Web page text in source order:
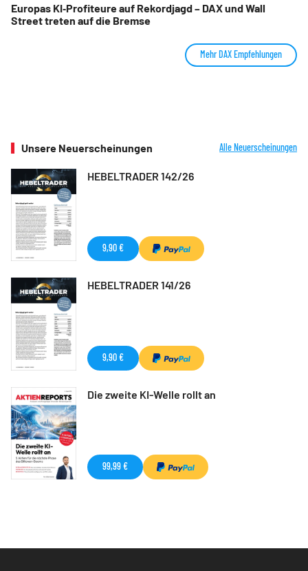
Europas KI‑Profiteure auf Rekordjagd – DAX und Wall
Street treten auf die Bremse
Mehr DAX Empfehlungen
Unsere Neuerscheinungen Alle Neuerscheinungen
HEBELTRADER 142/26
9,90 €
HEBELTRADER 141/26
9,90 €
Die zweite KI-Welle rollt an
99,99 €